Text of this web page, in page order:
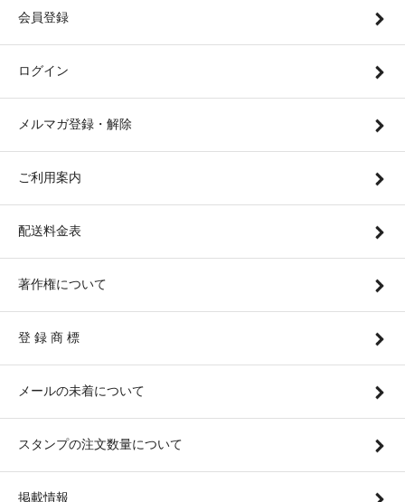
会員登録
ログイン
メルマガ登録・解除
ご利用案内
配送料金表
著作権について
登 録 商 標
メールの未着について
スタンプの注文数量について
掲載情報